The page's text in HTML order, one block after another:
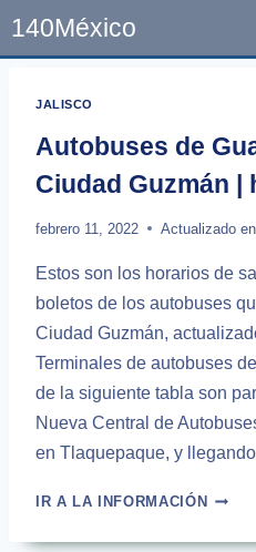
140México
JALISCO
Autobuses de
Ciudad Guzmán |
febrero 11, 2022 Actualizado en
Estos son los horarios de
boletos de los autobuses
Ciudad Guzmán,
Terminales de autobuses
de la siguiente tabla son
Nueva Central de
en Tlaquepaque, y
IR A LA INFORMACIÓN